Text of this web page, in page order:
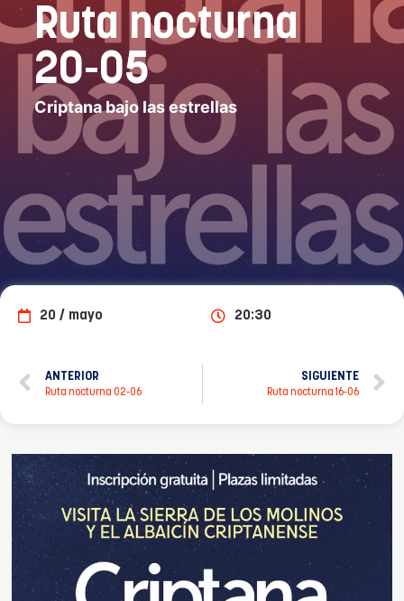
Ruta nocturna
20-05
Criptana bajo las estrellas
20 / mayo 20:30
ANTERIOR
Ruta nocturna 02-06
SIGUIENTE
Ruta nocturna 16-06